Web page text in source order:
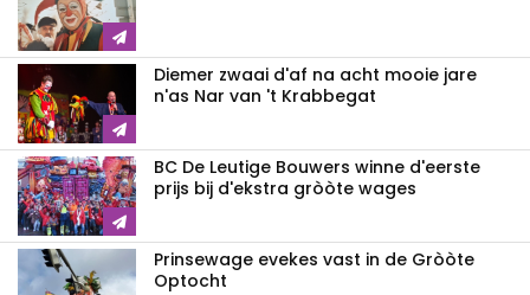
Diemer zwaai d'af na acht mooie jare
n'as Nar van 't Krabbegat
BC De Leutige Bouwers winne d'eerste
prijs bij d'ekstra gròòte wages
Prinsewage evekes vast in de Gròòte
Optocht